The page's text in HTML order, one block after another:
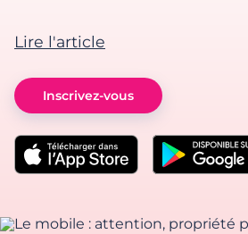
Lire l'article
Inscrivez-vous